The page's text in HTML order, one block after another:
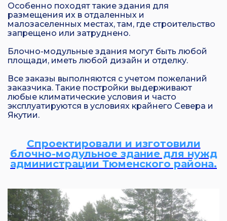
Особенно походят такие здания для
размещения их в отдаленных и
малозаселенных местах, там, где строительство
запрещено или затруднено.
Блочно-модульные здания могут быть любой
площади, иметь любой дизайн и отделку.
Все заказы выполняются с учетом пожеланий
заказчика. Такие постройки выдерживают
любые климатические условия и часто
эксплуатируются в условиях крайнего Севера и
Якутии.
Спроектировали и изготовили
блочно-модульное здание для нужд
администрации Тюменского района.